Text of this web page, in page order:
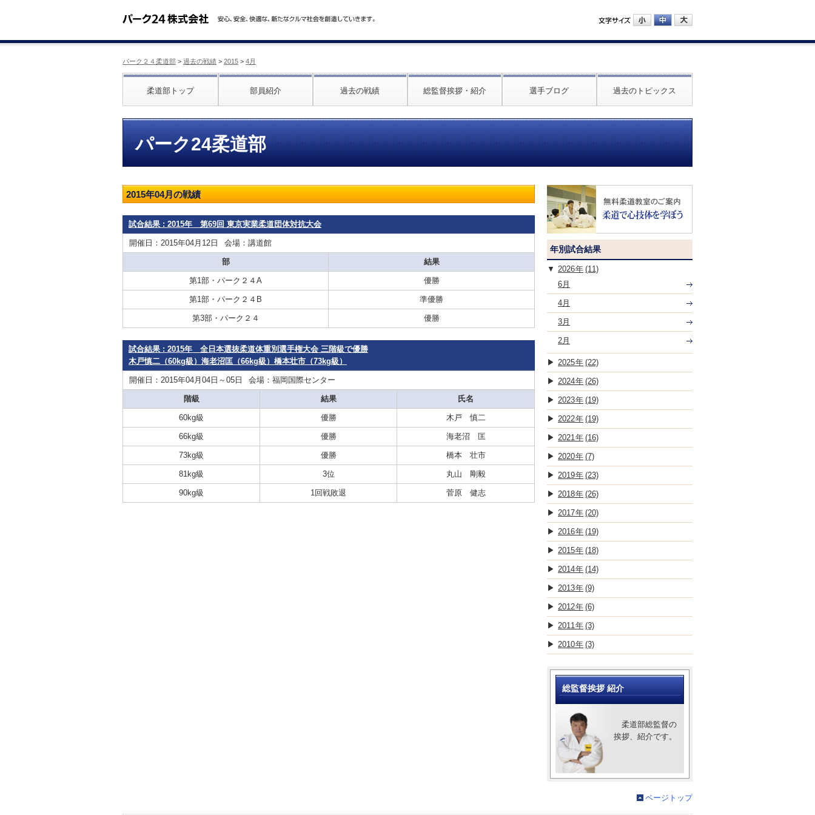
パーク２４柔道部 > 過去の戦績 > 2015 > 4月
柔道部トップ 部員紹介 過去の戦績 総監督挨拶・紹介 選手ブログ 過去のトピックス
パーク24柔道部
2015年04月の戦績
試合結果 : 2015年 第69回 東京実業柔道団体対抗大会
開催日：2015年04月12日 会場：講道館
部 結果
第1部・パーク２４A 優勝
第1部・パーク２４B 準優勝
第3部・パーク２４ 優勝
試合結果 : 2015年 全日本選抜柔道体重別選手権大会 三階級で優勝
木戸慎二（60kg級）海老沼匡（66kg級）橋本壮市（73kg級）
開催日：2015年04月04日～05日 会場：福岡国際センター
階級 結果 氏名
60kg級 優勝 木戸 慎二
66kg級 優勝 海老沼 匡
73kg級 優勝 橋本 壮市
81kg級 3位 丸山 剛毅
90kg級 1回戦敗退 菅原 健志
年別試合結果
2026
(11)
6月
4月
3月
2月
2025 (22)
2024 (26)
2023 (19)
2022 (19)
2021 (16)
2020 (7)
2019 (23)
2018 (26)
2017 (20)
2016 (19)
2015 (18)
2014 (14)
2013 (9)
2012 (6)
2011 (3)
2010 (3)
総監督挨拶 紹介
柔道部総監督の
挨拶、紹介です。
ページトップ